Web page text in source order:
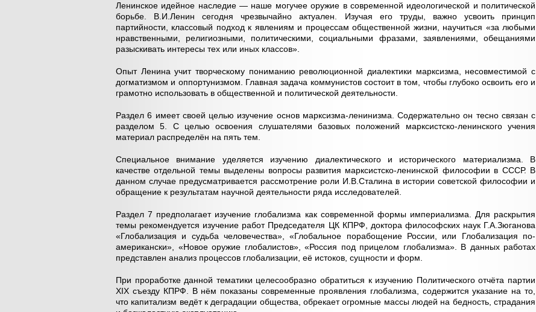
Ленинское идейное наследие — наше могучее оружие в современной идеологической и политической
борьбе. В.И.Ленин сегодня чрезвычайно актуален. Изучая его труды, важно усвоить принцип
партийности, классовый подход к явлениям и процессам общественной жизни, научиться «за любыми
нравственными, религиозными, политическими, социальными фразами, заявлениями, обещаниями
разыскивать интересы тех или иных классов».
Опыт Ленина учит творческому пониманию революционной диалектики марксизма, несовместимой с
догматизмом и оппортунизмом. Главная задача коммунистов состоит в том, чтобы глубоко освоить его и
грамотно использовать в общественной и политической деятельности.
Раздел 6 имеет своей целью изучение основ марксизма-ленинизма. Содержательно он тесно связан с
разделом 5. С целью освоения слушателями базовых положений марксистско-ленинского учения
материал распределён на пять тем.
Специальное внимание уделяется изучению диалектического и исторического материализма. В
качестве отдельной темы выделены вопросы развития марксистско-ленинской философии в СССР. В
данном случае предусматривается рассмотрение роли И.В.Сталина в истории советской философии и
обращение к результатам научной деятельности ряда исследователей.
Раздел 7 предполагает изучение глобализма как современной формы империализма. Для раскрытия
темы рекомендуется изучение работ Председателя ЦК КПРФ, доктора философских наук Г.А.Зюганова
«Глобализация и судьба человечества», «Глобальное порабощение России, или Глобализация по-
американски», «Новое оружие глобалистов», «Россия под прицелом глобализма». В данных работах
представлен анализ процессов глобализации, её истоков, сущности и форм.
При проработке данной тематики целесообразно обратиться к изучению Политического отчёта партии
XIX съезду КПРФ. В нём показаны современные проявления глобализма, содержится указание на то,
что капитализм ведёт к деградации общества, обрекает огромные массы людей на бедность, страдания